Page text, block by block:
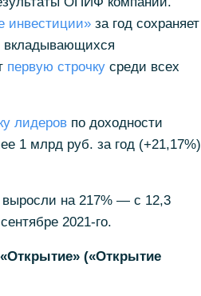
за год сохраняет
первую строчкусреди всех
лидеровпо доходности
1 млрд руб. за год (+21,17%)
на 217% — с 12,3
2021-го.
(«Открытие